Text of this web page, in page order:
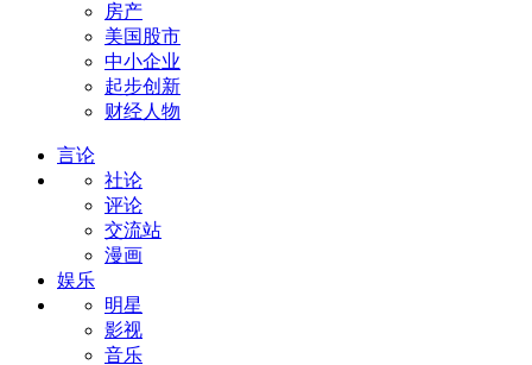
房产
美国股市
中小企业
起步创新
财经人物
言论
社论
评论
交流站
漫画
娱乐
明星
影视
音乐